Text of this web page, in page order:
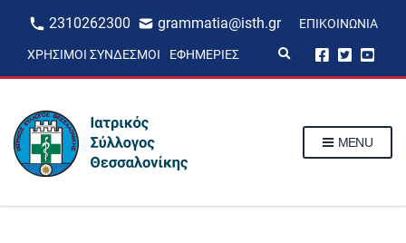
2310262300 grammatia@isth.gr ΕΠΙΚΟΙΝΩΝΊΑ
ΧΡΉΣΙΜΟΙ ΣΎΝΔΕΣΜΟΙ ΕΦΗΜΕΡΊΕΣ
p
MENU